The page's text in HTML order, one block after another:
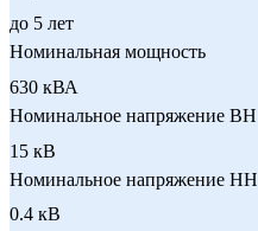
до 5 лет
Номинальная мощность
630 кВА
Номинальное напряжение ВН
15 кВ
Номинальное напряжение НН
0.4 кВ